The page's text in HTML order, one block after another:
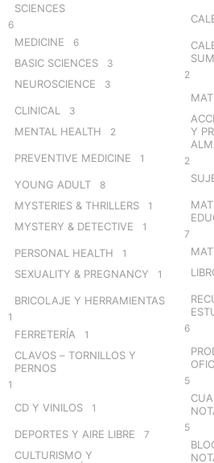
SCIENCES
6
MEDICINE 6
BASIC SCIENCES 3
NEUROSCIENCE 3
CLINICAL 3
MENTAL HEALTH 2
PREVENTIVE MEDICINE 1
YOUNG ADULT 8
MYSTERIES & THRILLERS 1
MYSTERY & DETECTIVE 1
PERSONAL HEALTH 1
SEXUALITY & PREGNANCY 1
BRICOLAJE Y HERRAMIENTAS
1
FERRETERÍA 1
CLAVOS – TORNILLOS Y
PERNOS
1
CD Y VINILOS 1
DEPORTES Y AIRE LIBRE 7
CULTURISMO Y
2
Y
2
7
6
5
5